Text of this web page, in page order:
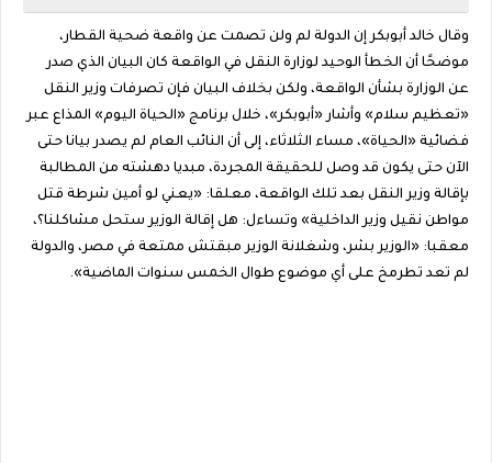
وقال خالد أبوبكر إن الدولة لم ولن تصمت عن واقعة ضحية القطار،
موضحًا أن الخطأ الوحيد لوزارة النقل في الواقعة كان البيان الذي صدر
عن الوزارة بشأن الواقعة، ولكن بخلاف البيان فإن تصرفات وزير النقل
«تعظيم سلام» وأشار «أبوبكر»، خلال برنامج «الحياة اليوم» المذاع عبر
فضائية «الحياة»، مساء الثلاثاء، إلى أن النائب العام لم يصدر بيانا حتى
الآن حتى يكون قد وصل للحقيقة المجردة، مبديا دهشته من المطالبة
بإقالة وزير النقل بعد تلك الواقعة، معلقا: «يعني لو أمين شرطة قتل
مواطن نقيل وزير الداخلية» وتساءل: هل إقالة الوزير ستحل مشاكلنا؟،
معقبا: «الوزير بشر، وشغلانة الوزير مبقتش ممتعة في مصر، والدولة
لم تعد تطرمخ على أي موضوع طوال الخمس سنوات الماضية».